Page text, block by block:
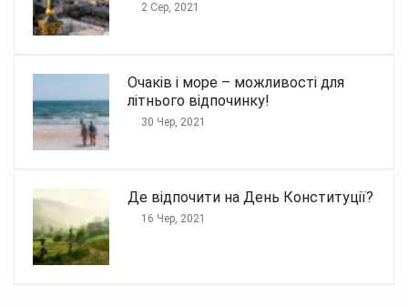
2 Сер, 2021
Очаків і море – можливості для
літнього відпочинку!
30 Чер, 2021
Де відпочити на День Конституції?
16 Чер, 2021